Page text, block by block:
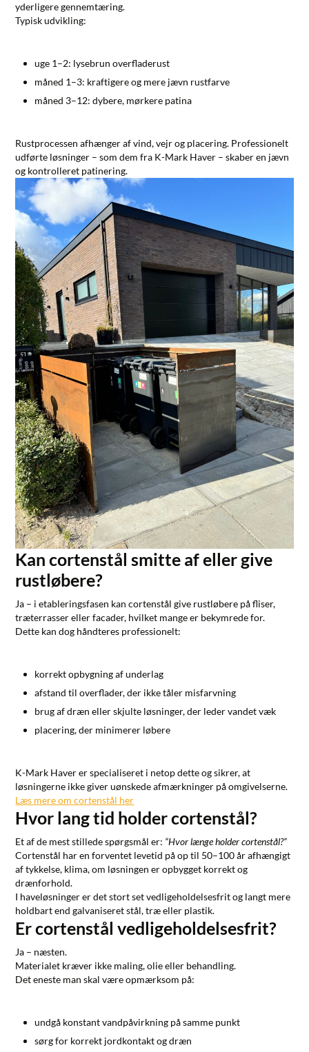
yderligere gennemtæring.
Typisk udvikling:
uge 1–2: lysebrun overfladerust
måned 1–3: kraftigere og mere jævn rustfarve
måned 3–12: dybere, mørkere patina
Rustprocessen afhænger af vind, vejr og placering. Professionelt
udførte løsninger – som dem fra K-Mark Haver – skaber en jævn
og kontrolleret patinering.
Kan cortenstål smitte af eller give
rustløbere?
Ja – i etableringsfasen kan cortenstål give rustløbere på fliser,
træterrasser eller facader, hvilket mange er bekymrede for.
Dette kan dog håndteres professionelt:
korrekt opbygning af underlag
afstand til overflader, der ikke tåler misfarvning
brug af dræn eller skjulte løsninger, der leder vandet væk
placering, der minimerer løbere
K-Mark Haver er specialiseret i netop dette og sikrer, at
løsningerne ikke giver uønskede afmærkninger på omgivelserne.
Læs mere om cortenstål her
Hvor lang tid holder cortenstål?
Et af de mest stillede spørgsmål er: “Hvor længe holder cortenstål?”
Cortenstål har en forventet levetid påop til 50–100 årafhængigt
af tykkelse, klima, om løsningen er opbygget korrekt og
drænforhold.
I haveløsninger er det stort set vedligeholdelsesfrit og langt mere
holdbart end galvaniseret stål, træ eller plastik.
Er cortenstål vedligeholdelsesfrit?
Ja – næsten.
Materialet kræver ikke maling, olie eller behandling.
Det eneste man skal være opmærksom på:
undgå konstant vandpåvirkning på samme punkt
sørg for korrekt jordkontakt og dræn